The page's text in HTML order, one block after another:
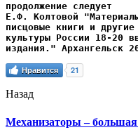
продолжение следует
Е.Ф. Колтовой
писцовые книги и
культуры России 18-20
издания." Архангельск
Нравится 21
Назад
Механизаторы – большая